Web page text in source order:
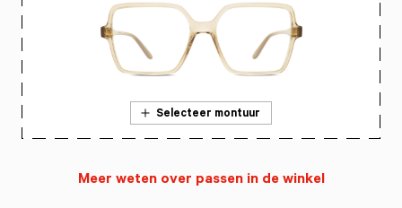
Selecteer montuur
Meer weten over passen in de winkel